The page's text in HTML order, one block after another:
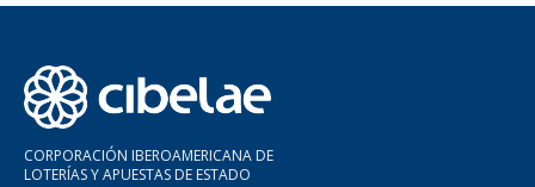
CORPORACIÓN IBEROAMERICANA DE
LOTERÍAS Y APUESTAS DE ESTADO